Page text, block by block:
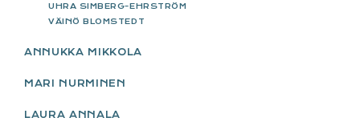
UHRA SIMBERG-EHRSTRÖM
VÄINÖ BLOMSTEDT
ANNUKKA MIKKOLA
MARI NURMINEN
LAURA ANNALA